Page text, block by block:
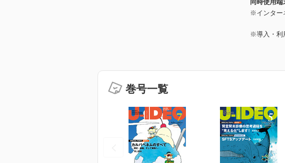
同時使用端
※インター
※導入・利
巻号一覧